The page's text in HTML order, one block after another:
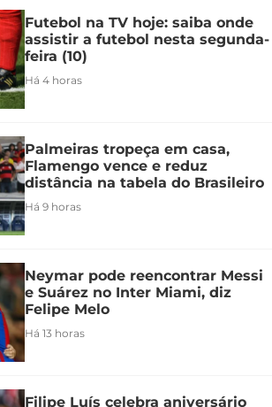
Futebol na TV hoje: saiba onde
assistir a futebol nesta segunda-
feira (10)
Há 4 horas
Palmeiras tropeça em casa,
Flamengo vence e reduz
distância na tabela do Brasileiro
Há 9 horas
Neymar pode reencontrar Messi
e Suárez no Inter Miami, diz
Felipe Melo
Há 13 horas
Filipe Luís celebra aniversário